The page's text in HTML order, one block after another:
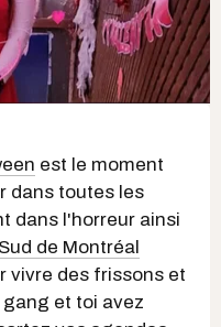
est le moment
dans toutes les
dans l'horreur ainsi
de Montréal
vivre des frissons et
et toi avez